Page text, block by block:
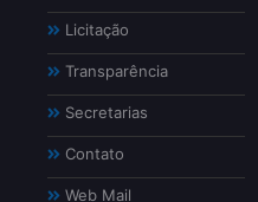
Licitação
Transparência
Secretarias
Contato
Web Mail